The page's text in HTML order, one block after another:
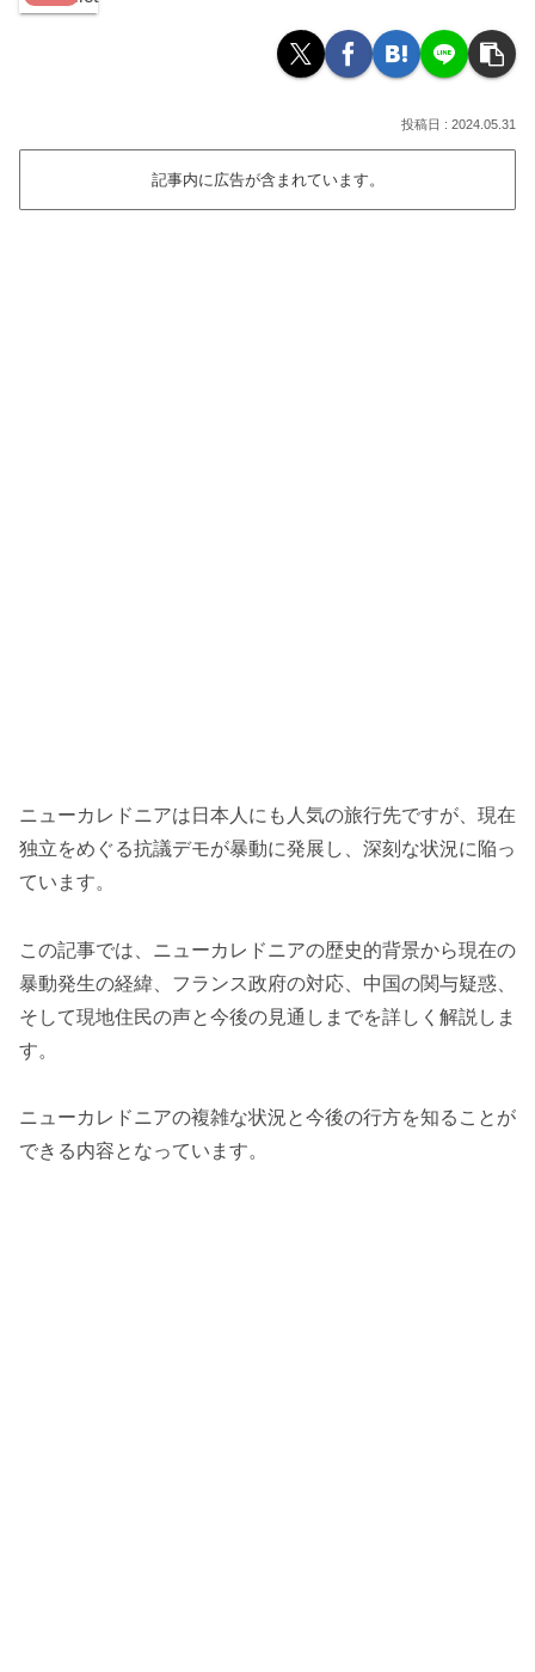
2024.05.31
記事内に広告が含まれています。
ニューカレドニアは日本人にも人気の旅行先ですが、現在
独立をめぐる抗議デモが暴動に発展し、深刻な状況に陥っ
ています。
この記事では、ニューカレドニアの歴史的背景から現在の
暴動発生の経緯、フランス政府の対応、中国の関与疑惑、
そして現地住民の声と今後の見通しまでを詳しく解説しま
す。
ニューカレドニアの複雑な状況と今後の行方を知ることが
できる内容となっています。